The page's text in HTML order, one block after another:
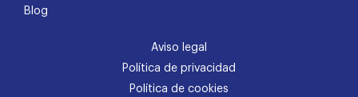
Blog
Aviso legal
Política de privacidad
Política de cookies